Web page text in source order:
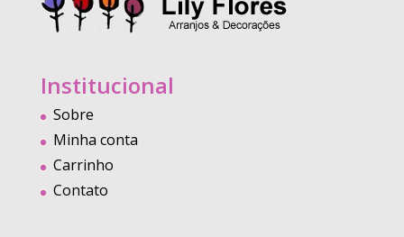
Institucional
Sobre
Minha conta
Carrinho
Contato